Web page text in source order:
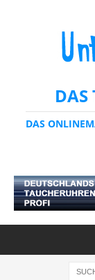
DAS
DAS